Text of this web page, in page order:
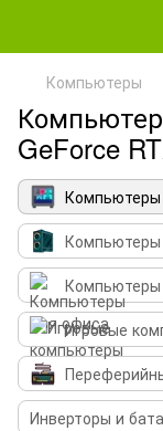
Компьютеры
GeForce
Компьютеры
Компьютеры
Игровые
Инверторы и